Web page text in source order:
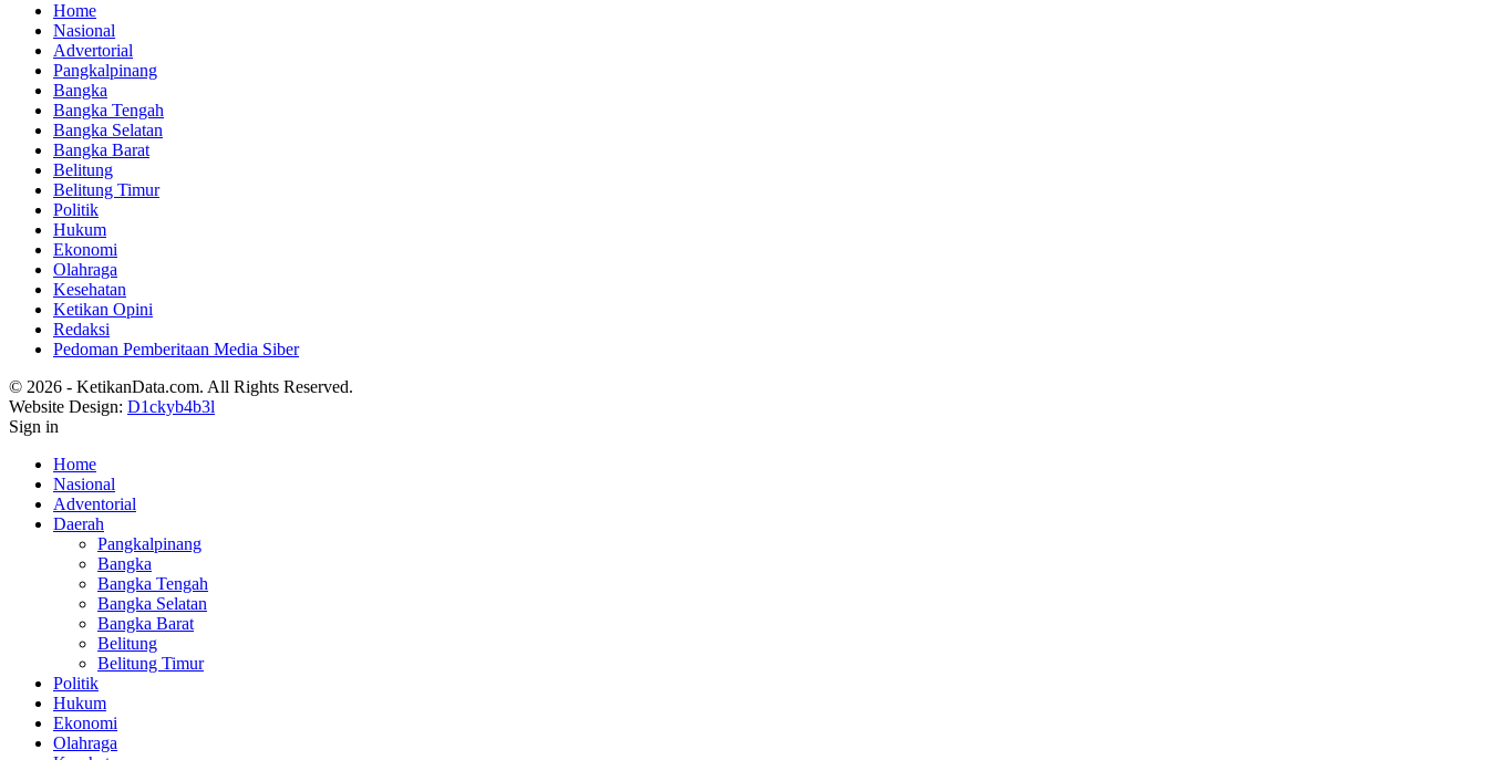
Home
Nasional
Advertorial
Pangkalpinang
Bangka
Bangka Tengah
Bangka Selatan
Bangka Barat
Belitung
Belitung Timur
Politik
Hukum
Ekonomi
Olahraga
Kesehatan
Ketikan Opini
Redaksi
Pedoman Pemberitaan Media Siber
© 2026 - KetikanData.com. All Rights Reserved.
Website Design: D1ckyb4b3l
Sign in
Home
Nasional
Adventorial
Daerah
Pangkalpinang
Bangka
Bangka Tengah
Bangka Selatan
Bangka Barat
Belitung
Belitung Timur
Politik
Hukum
Ekonomi
Olahraga